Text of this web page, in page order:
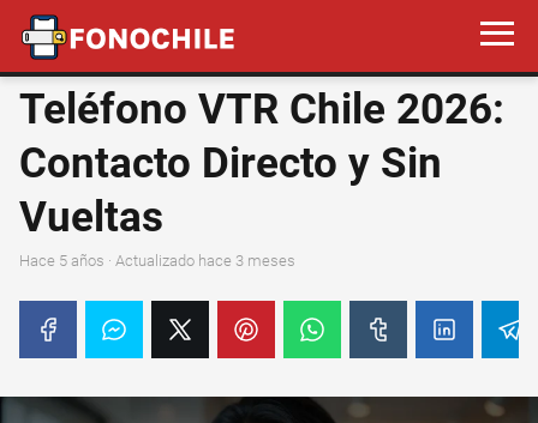
Teléfono VTR Chile 2026:
Contacto Directo y Sin
Vueltas
hace 5 años · Actualizado hace 3 meses